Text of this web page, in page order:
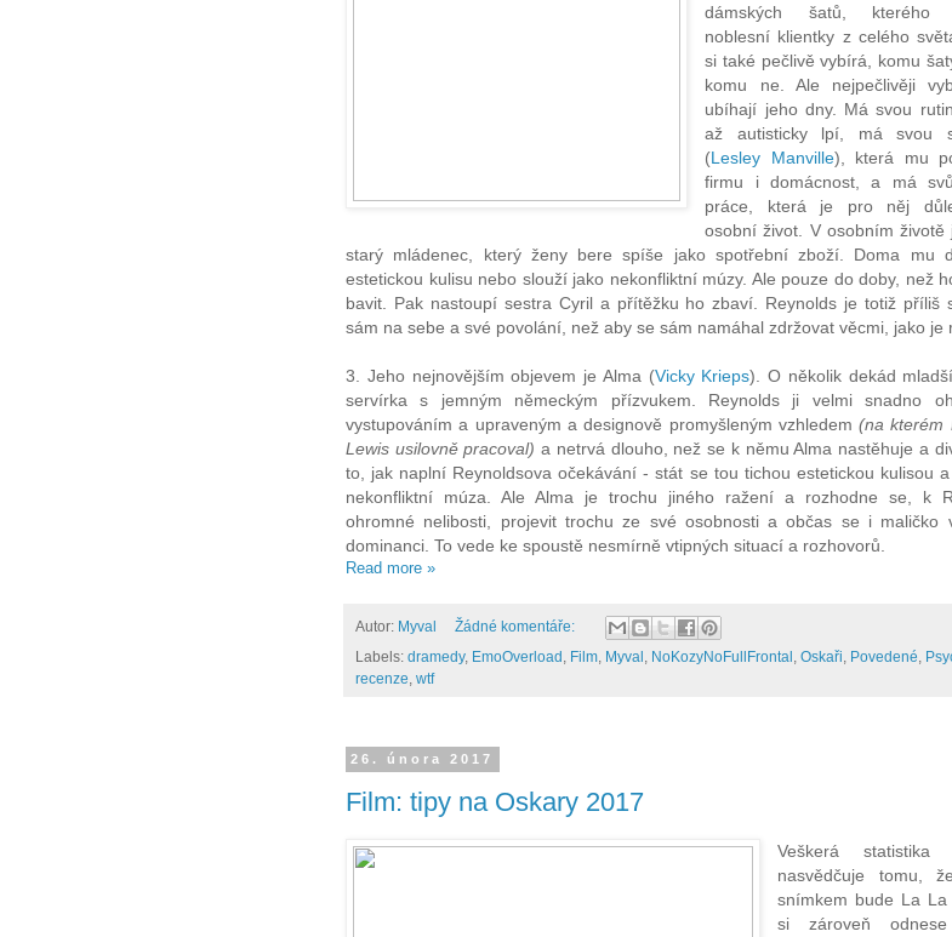
dámských šatů, kterého
noblesní klientky z celého
si také pečlivě vybírá, komu
komu ne. Ale nejpečlivěji
ubíhají jeho dny. Má svou
až autisticky lpí, má svou
(Lesley Manville), která mu
firmu i domácnost, a má
práce, která je pro něj
osobní život. V osobním životě
starý mládenec, který ženy bere spíše jako spotřební zboží. Doma mu
estetickou kulisu nebo slouží jako nekonfliktní múzy. Ale pouze do doby, než
bavit. Pak nastoupí sestra Cyril a přítěžku ho zbaví. Reynolds je totiž příliš
sám na sebe a své povolání, než aby se sám namáhal zdržovat věcmi, jako je
3. Jeho nejnovějším objevem je Alma (Vicky Krieps). O několik dekád
servírka s jemným německým přízvukem. Reynolds ji velmi snadno
vystupováním a upraveným a designově promyšleným vzhledem(na kterém
Lewis usilovně pracoval) a netrvá dlouho, než se k němu Alma nastěhuje a
to, jak naplní Reynoldsova očekávání - stát se tou tichou estetickou kulisou
nekonfliktní múza. Ale Alma je trochu jiného ražení a rozhodne se, k
ohromné nelibosti, projevit trochu ze své osobnosti a občas se i maličko
dominanci. To vede ke spoustě nesmírně vtipných situací a rozhovorů.
Read more »
Autor: Myval
Žádné komentáře:
Labels: dramedy, EmoOverload Film Myval NoKozyNoFullFrontal Oskaři Povedené
recenze wtf
26. února 2017
Film: tipy na Oskary 2017
Veškerá
nasvědčuje tomu,
snímkem bude La La
si zároveň